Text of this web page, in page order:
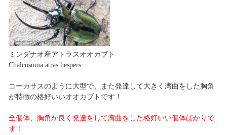
ミンダナオ産アトラスオオカブト
Chalcosoma atras hespers
コーカサスのように大型で、また発達して大きく湾曲をした胸角
が特徴の格好いいオオカブトです！
全個体、胸角が良く発達をして湾曲をした格好いい個体ばかりで
す！